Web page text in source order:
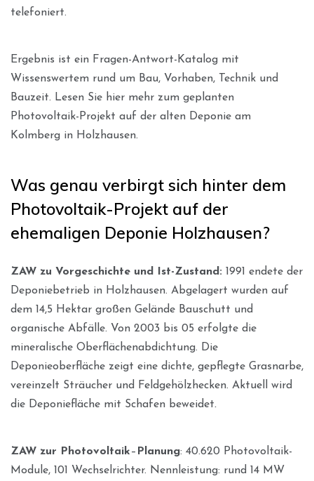
telefoniert.
Ergebnis ist ein Fragen-Antwort-Katalog mit
Wissenswertem rund um Bau, Vorhaben, Technik und
Bauzeit. Lesen Sie hier mehr zum geplanten
Photovoltaik-Projekt auf der alten Deponie am
Kolmberg in Holzhausen.
Was genau verbirgt sich hinter dem
Photovoltaik-Projekt auf der
ehemaligen Deponie Holzhausen?
ZAW zu Vorgeschichte und Ist-Zustand: 1991 endete der
Deponiebetrieb in Holzhausen. Abgelagert wurden auf
dem 14,5 Hektar großen Gelände Bauschutt und
organische Abfälle. Von 2003 bis 05 erfolgte die
mineralische Oberflächenabdichtung. Die
Deponieoberfläche zeigt eine dichte, gepflegte Grasnarbe,
vereinzelt Sträucher und Feldgehölzhecken. Aktuell wird
die Deponiefläche mit Schafen beweidet.
ZAW zur Photovoltaik– Planung: 40.620 Photovoltaik-
Module, 101 Wechselrichter. Nennleistung: rund 14 MW